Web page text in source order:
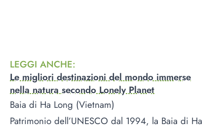
LEGGI ANCHE:
Le migliori destinazioni del mondo immerse
nella natura secondo Lonely Planet
Baia di Ha Long (Vietnam)
Patrimonio dell’UNESCO dal 1994, la Baia di Ha